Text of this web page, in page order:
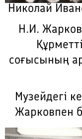
Николай
Н.И.
соғысының
Музейдегі
Жарковпен